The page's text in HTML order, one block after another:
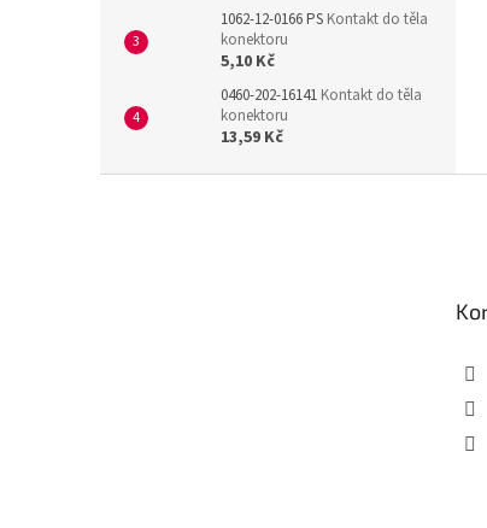
1062-12-0166 PS Kontakt do těla
konektoru
5,10 Kč
0460-202-16141 Kontakt do těla
konektoru
13,59 Kč